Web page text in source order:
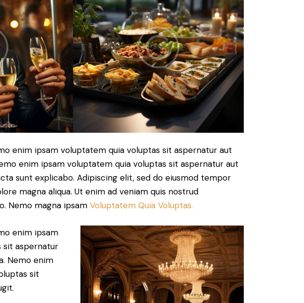
enim ipsam voluptatem quia voluptas sit aspernatur aut
enim ipsam voluptatem quia voluptas sit aspernatur aut
sunt explicabo. Adipiscing elit, sed do eiusmod tempor
magna aliqua. Ut enim ad veniam quis nostrud
Nemo magna ipsam Voluptatem Quia Voluptas.
enim ipsam
sit aspernatur
Nemo enim
sit